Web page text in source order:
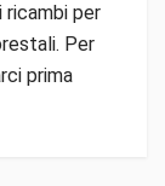
ricambi per
Per
prima